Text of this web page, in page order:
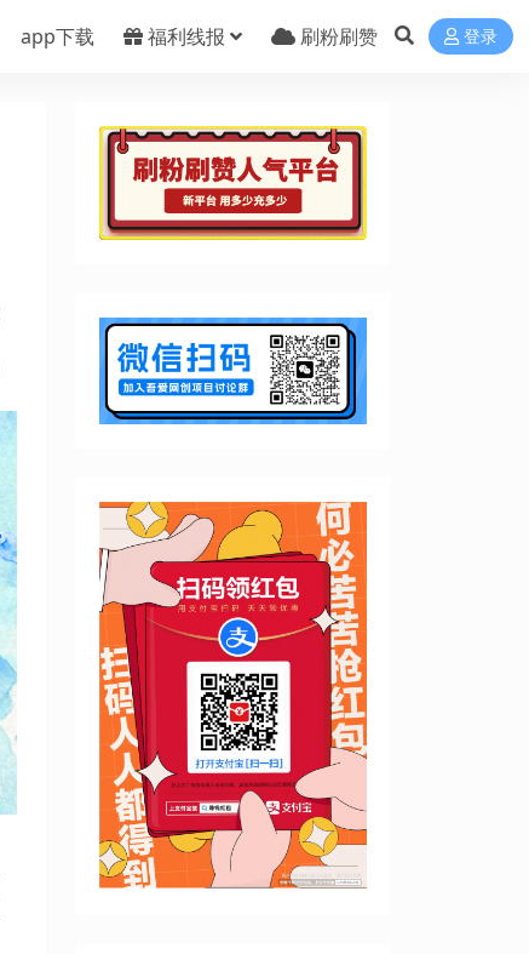
app下载 福利线报 刷粉刷赞 登录